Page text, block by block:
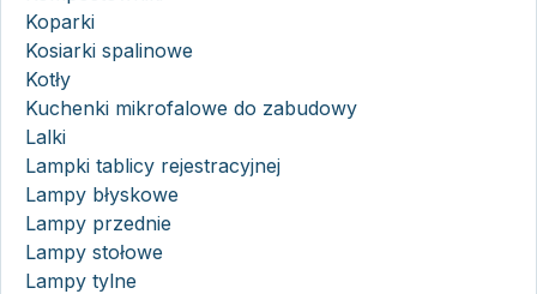
Koparki
Kosiarki spalinowe
Kotły
Kuchenki mikrofalowe do zabudowy
Lalki
Lampki tablicy rejestracyjnej
Lampy błyskowe
Lampy przednie
Lampy stołowe
Lampy tylne